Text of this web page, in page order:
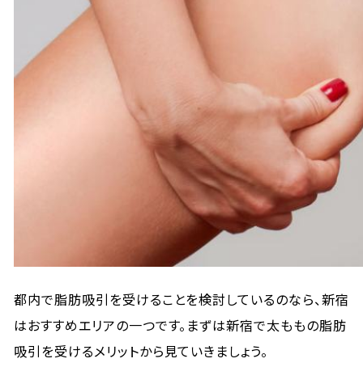
都内で脂肪吸引を受けることを検討しているのなら、新宿
はおすすめエリアの一つです。まずは新宿で太ももの脂肪
吸引を受けるメリットから見ていきましょう。